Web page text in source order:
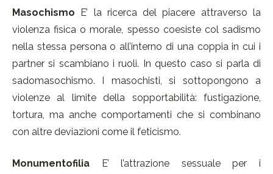
Masochismo E’ la ricerca del piacere attraverso la
violenza fisica o morale, spesso coesiste col sadismo
nella stessa persona o all’interno di una coppia in cui i
partner si scambiano i ruoli. In questo caso si parla di
sadomasochismo. I masochisti, si sottopongono a
violenze al limite della sopportabilità: fustigazione,
tortura, ma anche comportamenti che si combinano
con altre deviazioni come il feticismo.
Monumentofilia E’ l’attrazione sessuale per i